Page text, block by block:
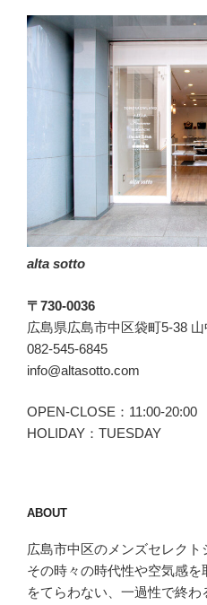
よ
な
WH(ダ
ル
エ
の
サ
イ
ゴ
ア
ブ
ー
の
alta sotto
〒730-0036
広島県広島市中区袋町5-38
082-545-6845
info@altasotto.com
OPEN-CLOSE：11:00-20:00
HOLIDAY：TUESDAY
ABOUT
広島市中区のメンズセレクト
その時々の時代性や空気感
をてらわない、一過性で終